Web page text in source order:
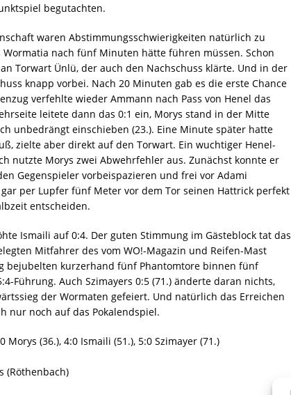
begutachten.
waren Abstimmungsschwierigkeiten natürlich zu
nach fünf Minuten hätte führen müssen. Schon
Torwart Ünlü, der auch den Nachschuss klärte. Und in der
knapp vorbei. Nach 20 Minuten gab es die erste Chance
verfehlte wieder Ammann nach Pass von Henel das
leitete dann das 0:1 ein, Morys stand in der Mitte
unbedrängt einschieben (23.). Eine Minute später hatte
zielte aber direkt auf den Torwart. Ein wuchtiger Henel-
nutzte Morys zwei Abwehrfehler aus. Zunächst konnte er
Gegenspieler vorbeispazieren und frei vor Adami
per Lupfer fünf Meter vor dem Tor seinen Hattrick perfekt
entscheiden.
Ismaili auf 0:4. Der guten Stimmung im Gästeblock tat das
Mitfahrer des vom WO!-Magazin und Reifen-Mast
bejubelten kurzerhand fünf Phantomtore binnen fünf
Führung. Auch Szimayers 0:5 (71.) änderte daran nichts,
der Wormaten gefeiert. Und natürlich das Erreichen
nur noch auf das Pokalendspiel.
Morys (36.), 4:0 Ismaili (51.), 5:0 Szimayer (71.)
(Röthenbach)